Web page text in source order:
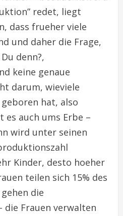
redet, liegt
dass frueher viele
und daher die Frage,
denn?,
keine genaue
darum, wieviele
hat, also
es auch ums Erbe –
wird unter seinen
Kinder, desto hoeher
teilen sich 15% des
die
die Frauen verwalten